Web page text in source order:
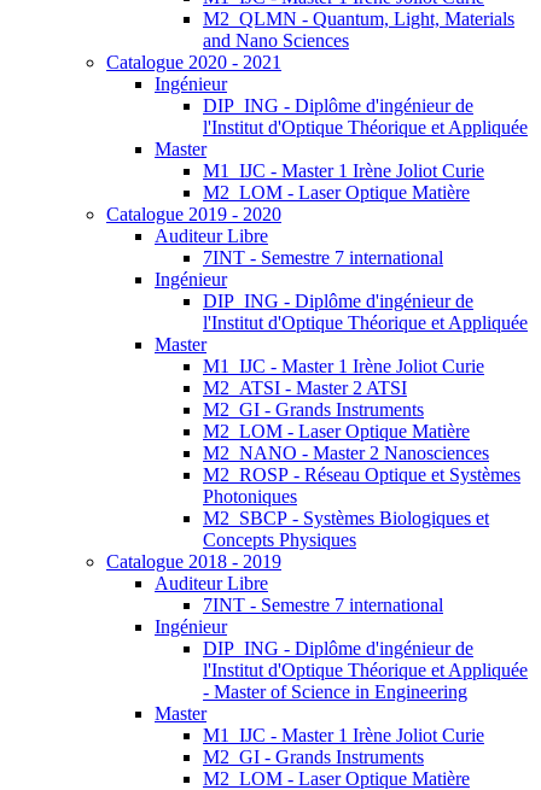
M2_QLMN - Quantum, Light, Materials
and Nano Sciences
Catalogue 2020 - 2021
Ingénieur
DIP_ING - Diplôme d'ingénieur de
l'Institut d'Optique Théorique et Appliquée
Master
M1_IJC - Master 1 Irène Joliot Curie
M2_LOM - Laser Optique Matière
Catalogue 2019 - 2020
Auditeur Libre
7INT - Semestre 7 international
Ingénieur
DIP_ING - Diplôme d'ingénieur de
l'Institut d'Optique Théorique et Appliquée
Master
M1_IJC - Master 1 Irène Joliot Curie
M2_ATSI - Master 2 ATSI
M2_GI - Grands Instruments
M2_LOM - Laser Optique Matière
M2_NANO - Master 2 Nanosciences
M2_ROSP - Réseau Optique et Systèmes
Photoniques
M2_SBCP - Systèmes Biologiques et
Concepts Physiques
Catalogue 2018 - 2019
Auditeur Libre
7INT - Semestre 7 international
Ingénieur
DIP_ING - Diplôme d'ingénieur de
l'Institut d'Optique Théorique et Appliquée
- Master of Science in Engineering
Master
M1_IJC - Master 1 Irène Joliot Curie
M2_GI - Grands Instruments
M2_LOM - Laser Optique Matière